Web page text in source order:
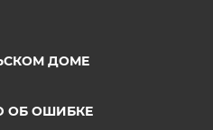
ДОМЕ
ОБ ОШИБКЕ